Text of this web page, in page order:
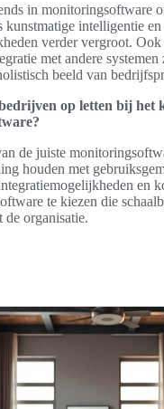
in monitoringsoftware
kunstmatige intelligentie
verder vergroot. Ook
met andere
beeld van
op letten bij het
de juiste
houden met
en
te kiezen die
de organisatie.